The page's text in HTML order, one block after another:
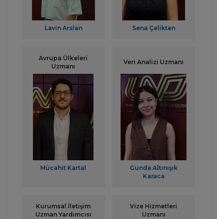
Lavin Arslan Sena Çelikten
Avrupa Ülkeleri
Uzmanı
Mücahit Kartal
Veri Analizi Uzmanı
Gunda Altınışık
Karaca
Kurumsal İletişim
Uzman Yardımcısı
Vize Hizmetleri
Uzmanı